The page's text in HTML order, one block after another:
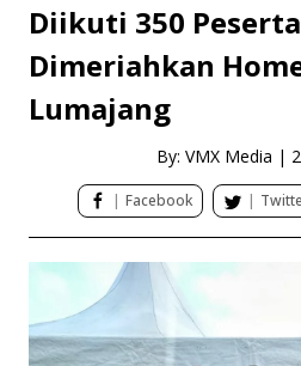
Diikuti 350
Dimeriahkan
Lumajang
By: VMX Media |
| Facebook |